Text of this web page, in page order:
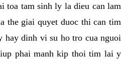
toa tam sinh ly la dieu can lam
the giai quyet duoc thi can tim
hay dinh vi su ho tro cua nguoi
phai manh kip thoi tim lai y